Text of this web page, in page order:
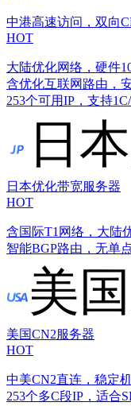
中港高速访问，双向
HOT
大陆优化网络，硬件
含优化互联网路由，
253个可用IP，支持
日
日本优化带宽服务器
HOT
含国际T1网络，大陆
智能BGP路由，无单
美
美国CN2服务器
HOT
中美CN2直连，稳定
253个多C段IP，适合